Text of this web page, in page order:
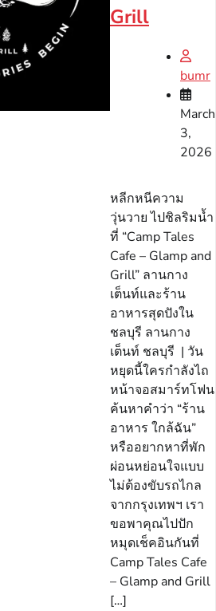
Grill
bumr
March
3,
2026
หลีกหนีความ
วุ่นวาย ไปชิลริมน้ำ
ที่ “Camp Tales
Cafe – Glamp and
Grill” ลานกาง
เต็นท์และร้าน
อาหารสุดปังใน
ชลบุรี ลานกาง
เต็นท์ ชลบุรี | วัน
หยุดนี้ใครกำลังไถ
หน้าจอสมาร์ทโฟน
ค้นหาคำว่า “ร้าน
อาหาร ใกล้ฉัน”
หรืออยากหาที่พัก
ผ่อนหย่อนใจแบบ
ไม่ต้องขับรถไกล
จากกรุงเทพฯ เรา
ขอพาคุณไปปัก
หมุดเช็คอินกันที่
Camp Tales Cafe
– Glamp and Grill
[…]